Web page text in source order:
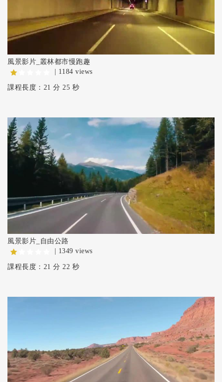
風景影片_叢林都市慢跑趣
| 1184 views
課程長度：21 分 25 秒
風景影片_自由公路
| 1349 views
課程長度：21 分 22 秒